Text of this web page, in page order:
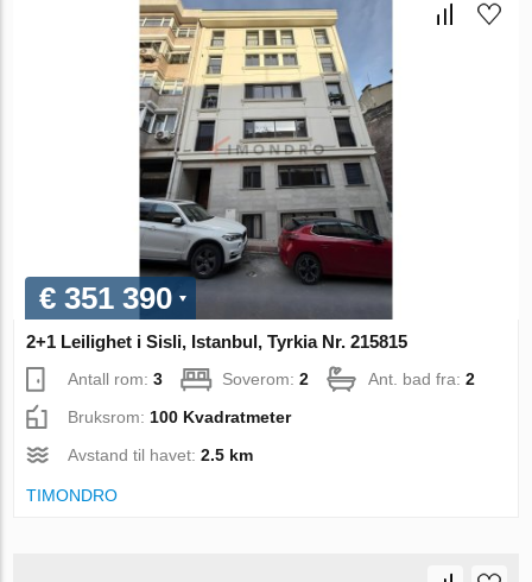
€ 351 390
2+1 Leilighet i Sisli, Istanbul, Tyrkia Nr. 215815
Antall rom:3 Soverom:2 Ant. bad fra:2
Bruksrom: 100 Kvadratmeter
Avstand til havet:2.5 km
TIMONDRO